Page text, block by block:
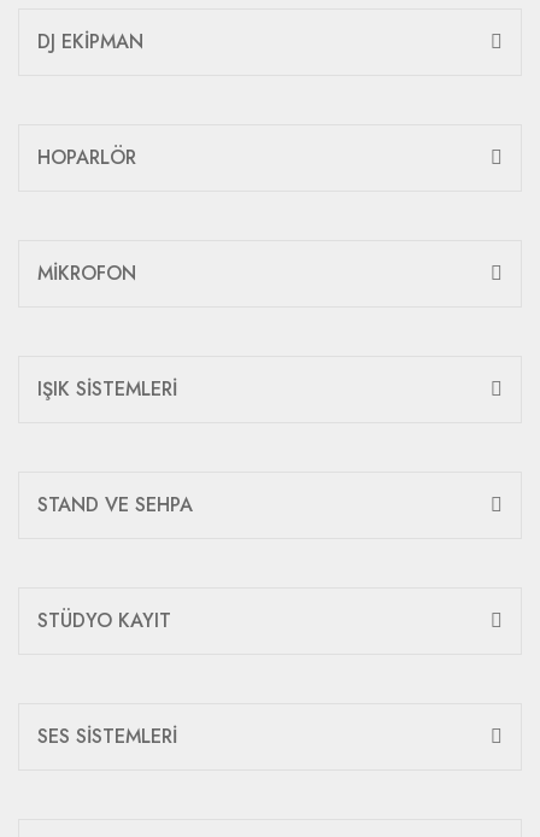
DJ EKİPMAN
HOPARLÖR
MİKROFON
IŞIK SİSTEMLERİ
STAND VE SEHPA
STÜDYO KAYIT
SES SİSTEMLERİ